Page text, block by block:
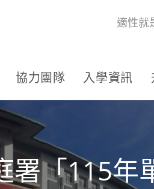
適性就
協力團隊 入學資訊
「115年